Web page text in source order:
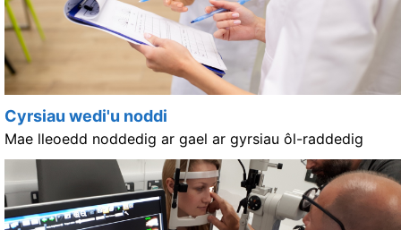
Cyrsiau wedi'u noddi
Mae lleoedd noddedig ar gael ar gyrsiau ôl-raddedig